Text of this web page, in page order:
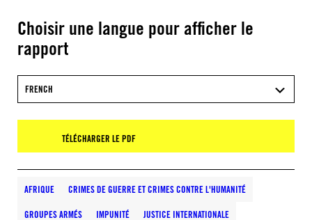
Choisir une langue pour afficher le
rapport
FRENCH
TÉLÉCHARGER LE PDF
AFRIQUE CRIMES DE GUERRE ET CRIMES CONTRE L'HUMANITÉ
GROUPES ARMÉS IMPUNITÉ JUSTICE INTERNATIONALE